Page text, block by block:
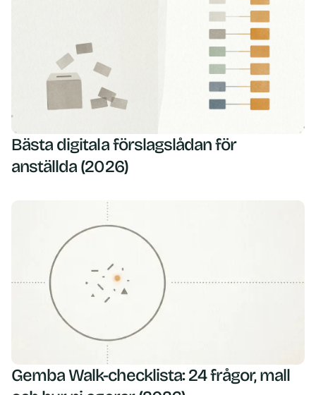
Bästa digitala förslagslådan för
anställda (2026)
Gemba Walk-checklista: 24 frågor, mall